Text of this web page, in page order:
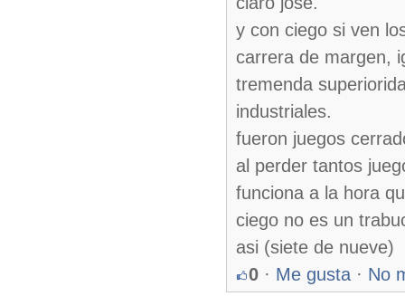
y con ciego si ven
carrera de margen,
tremenda
industriales.
fueron juegos
al perder tantos
funciona a la hora
ciego no es un
asi (siete de nueve)
0 · Me gusta · No